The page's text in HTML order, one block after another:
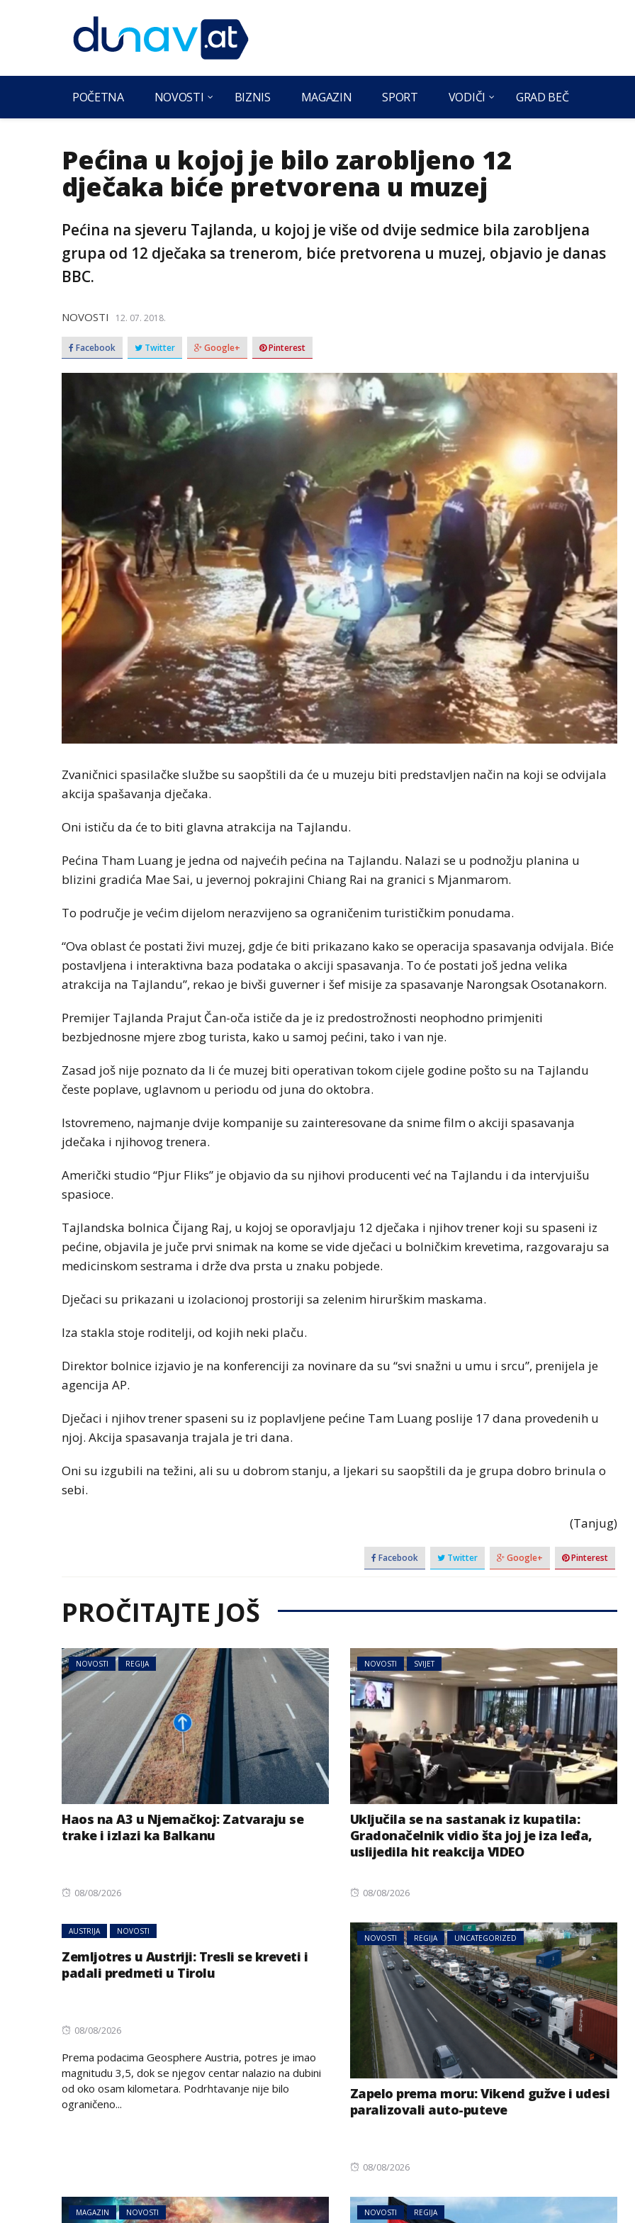
POČETNA NOVOSTI BIZNIS MAGAZIN SPORT VODIČI GRAD BEČ
Pećina u kojoj je bilo zarobljeno 12
dječaka biće pretvorena u muzej
Pećina na sjeveru Tajlanda, u kojoj je više od dvije sedmice bila zarobljena
grupa od 12 dječaka sa trenerom, biće pretvorena u muzej, objavio je danas
BBC.
NOVOSTI 12. 07. 2018.
Facebook Twitter Google+ Pinterest
Zvaničnici spasilačke službe su saopštili da će u muzeju biti predstavljen način na koji se odvijala
akcija spašavanja dječaka.
Oni ističu da će to biti glavna atrakcija na Tajlandu.
Pećina Tham Luang je jedna od najvećih pećina na Tajlandu. Nalazi se u podnožju planina u
blizini gradića Mae Sai, u jevernoj pokrajini Chiang Rai na granici s Mjanmarom.
To područje je većim dijelom nerazvijeno sa ograničenim turističkim ponudama.
“Ova oblast će postati živi muzej, gdje će biti prikazano kako se operacija spasavanja odvijala. Biće
postavljena i interaktivna baza podataka o akciji spasavanja. To će postati još jedna velika
atrakcija na Tajlandu”, rekao je bivši guverner i šef misije za spasavanje Narongsak Osotanakorn.
Premijer Tajlanda Prajut Čan-oča ističe da je iz predostrožnosti neophodno primjeniti
bezbjednosne mjere zbog turista, kako u samoj pećini, tako i van nje.
Zasad još nije poznato da li će muzej biti operativan tokom cijele godine pošto su na Tajlandu
česte poplave, uglavnom u periodu od juna do oktobra.
Istovremeno, najmanje dvije kompanije su zainteresovane da snime film o akciji spasavanja
jdečaka i njihovog trenera.
Američki studio “Pjur Fliks” je objavio da su njihovi producenti već na Tajlandu i da intervjuišu
spasioce.
Tajlandska bolnica Čijang Raj, u kojoj se oporavljaju 12 dječaka i njihov trener koji su spaseni iz
pećine, objavila je juče prvi snimak na kome se vide dječaci u bolničkim krevetima, razgovaraju sa
medicinskom sestrama i drže dva prsta u znaku pobjede.
Dječaci su prikazani u izolacionoj prostoriji sa zelenim hirurškim maskama.
Iza stakla stoje roditelji, od kojih neki plaču.
Direktor bolnice izjavio je na konferenciji za novinare da su “svi snažni u umu i srcu”, prenijela je
agencija AP.
Dječaci i njihov trener spaseni su iz poplavljene pećine Tam Luang poslije 17 dana provedenih u
njoj. Akcija spasavanja trajala je tri dana.
Oni su izgubili na težini, ali su u dobrom stanju, a ljekari su saopštili da je grupa dobro brinula o
sebi.
(Tanjug)
Facebook Twitter Google+ Pinterest
PROČITAJTE JOŠ
NOVOSTI REGIJA
Haos na A3 u Njemačkoj: Zatvaraju se
trake i izlazi ka Balkanu
Posted
08/08/2026
NOVOSTI SVIJET
Uključila se na sastanak iz kupatila:
Gradonačelnik vidio šta joj je iza leđa,
uslijedila hit reakcija VIDEO
Posted
08/08/2026
AUSTRIJA NOVOSTI
Zemljotres u Austriji: Tresli se kreveti i
padali predmeti u Tirolu
Posted
08/08/2026
Prema podacima Geosphere Austria, potres je imao
magnitudu 3,5, dok se njegov centar nalazio na dubini
od oko osam kilometara. Podrhtavanje nije bilo
ograničeno...
NOVOSTI REGIJA UNCATEGORIZED
Zapelo prema moru: Vikend gužve i udesi
paralizovali auto-puteve
Posted
08/08/2026
MAGAZIN NOVOSTI NOVOSTI REGIJA